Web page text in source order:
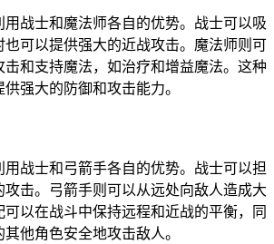
战士和魔法师各自的优势。战士可以吸
也可以提供强大的近战攻击。魔法师则可
击和支持魔法，如治疗和增益魔法。这种
强大的防御和攻击能力。
战士和弓箭手各自的优势。战士可以担
击。弓箭手则可以从远处向敌人造成大
以在战斗中保持远程和近战的平衡，同
他角色安全地攻击敌人。